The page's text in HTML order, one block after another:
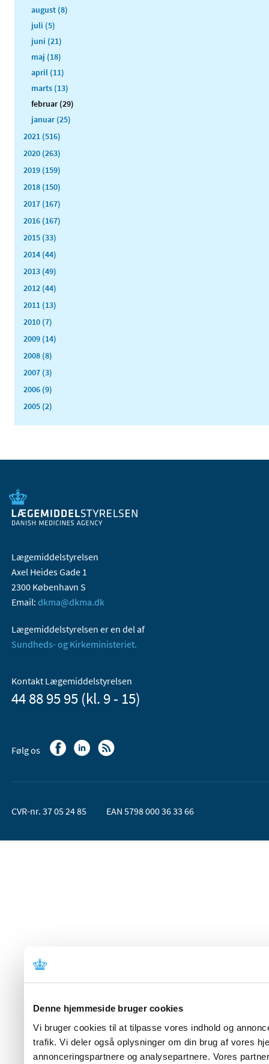
Denne hjemmeside bruger cookies
Vi bruger cookies til at tilpasse vores indhold og
trafik. Vi deler også oplysninger om din brug af vores
annonceringspartnere og analysepartnere. Vores
august (8)
juli (5)
juni (21)
maj (18)
april (11)
marts (13)
februar (29)
januar (25)
2021 (516)
2020 (263)
2019 (159)
2018 (150)
2017 (167)
2016 (167)
2015 (33)
2014 (44)
2013 (49)
2012 (44)
2011 (13)
2010 (7)
2009 (14)
2008 (8)
2007 (3)
2006 (9)
2005 (2)
Lægemiddelstyrelsen
Axel Heides Gade 1
2300 København S
Email: dkma@dkma.dk
Lægemiddelstyrelsen er en del af
Sundheds- og Kirkeministeriet.
Kontakt Lægemiddelstyrelsen
44 88 95 95 (kl. 9 - 15)
Følg os
CVR-nr. 37 05 24 85 EAN 5798 000 36 33 66